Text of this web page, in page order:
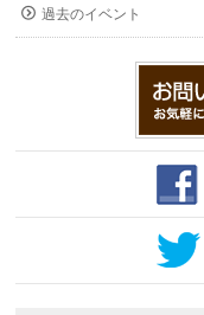
過去のイベント